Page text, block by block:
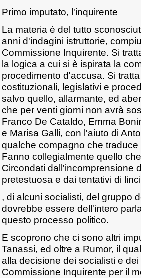
Primo imputato, l'inquirente
La materia è del tutto
anni d'indagini istruttorie,
Commissione Inquirente. Si
la logica a cui si è ispirata la
procedimento d'accusa. Si
costituzionali, legislativi e
salvo quello, allarmante, ed
che per venti giorni non avrà
Franco De Cataldo, Emma
e Marisa Galli, con l'aiuto di
qualche compagno che
Fanno collegialmente quello
Circondati dall'incomprensione
pretestuosa e dai tentativi di
, di alcuni socialisti, del gruppo
dovrebbe essere dell'intero
questo processo politico.
E scoprono che ci sono altri
Tanassi, ed oltre a Rumor, il
alla decisione dei socialisti e
Commissione Inquirente per il